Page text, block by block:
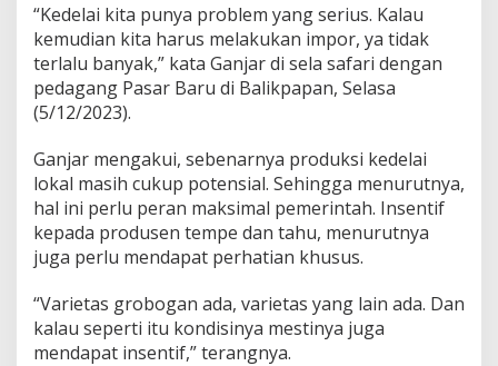
“Kedelai kita punya problem yang serius. Kalau
kemudian kita harus melakukan impor, ya tidak
terlalu banyak,” kata Ganjar di sela safari dengan
pedagang Pasar Baru di Balikpapan, Selasa
(5/12/2023).
Ganjar mengakui, sebenarnya produksi kedelai
lokal masih cukup potensial. Sehingga menurutnya,
hal ini perlu peran maksimal pemerintah. Insentif
kepada produsen tempe dan tahu, menurutnya
juga perlu mendapat perhatian khusus.
“Varietas grobogan ada, varietas yang lain ada. Dan
kalau seperti itu kondisinya mestinya juga
mendapat insentif,” terangnya.